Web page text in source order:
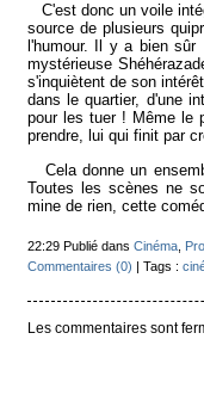
C'est donc un voile
source de plusieurs
l'humour. Il y a bien sûr
mystérieuse
s'inquiètent de son
dans le quartier, d'une
pour les tuer ! Même le
prendre, lui qui finit par
Cela donne un
Toutes les scènes ne
mine de rien, cette
22:29 Publié dans Cinéma,
Commentaires (0) | Tags :
Les commentaires sont